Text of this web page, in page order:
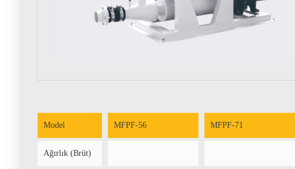
Model MFPF-56 MFPF-71
Ağırlık (Brüt)